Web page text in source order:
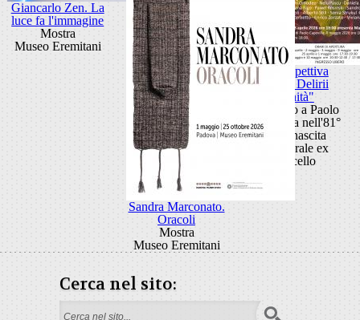
Retrospettiva
"Anni Delirii
Vanità"
Omaggio a Paolo
Capovilla nell'81°
della nascita
Cattedrale ex
Macello
Giancarlo Zen. La
luce fa l'immagine
Mostra
Museo Eremitani
Sandra Marconato.
Oracoli
Mostra
Museo Eremitani
Cerca nel sito: